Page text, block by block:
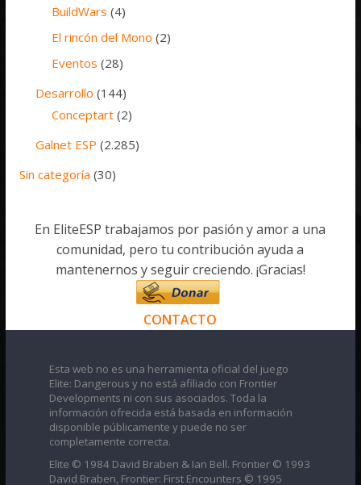
BuildWars (4)
El rincón del Mono (2)
Eventos (28)
Desarrollo (144)
Conceptart (2)
Galnet ESP (2.285)
Sin categoría (30)
En EliteESP trabajamos por pasión y amor a una
comunidad, pero tu contribución ayuda a
mantenernos y seguir creciendo. ¡Gracias!
CONTACTO
Esta web no es una herramienta oficial del juego
Elite: Dangerous y no está afiliado con Frontier
Developments ni con sus asociados. Toda la
información ofrecida está basada en información
disponible públicamente y puede no ser
completamente correcta.
Elite © 1984 David Braben & Ian Bell. Frontier © 1993
David Braben, Frontier: First Encounters © 1995